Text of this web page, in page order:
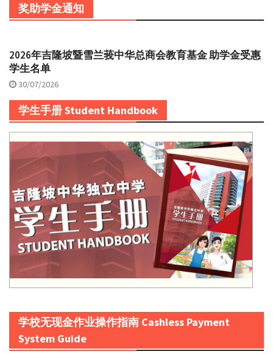
奖助学金通知
2026年吉隆坡暨雪兰莪中华总商会教育基金 助学金受惠
学生名单
30/07/2026
学生手册 Student Handbook
学校无现金作业操作指南 Cashless Payment
System Guide